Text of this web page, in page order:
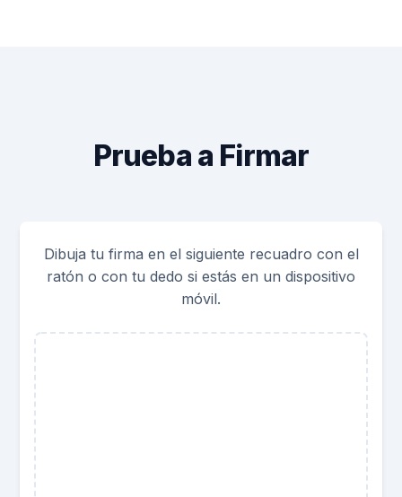
Prueba a Firmar
Dibuja tu firma en el siguiente recuadro con el
ratón o con tu dedo si estás en un dispositivo
móvil.